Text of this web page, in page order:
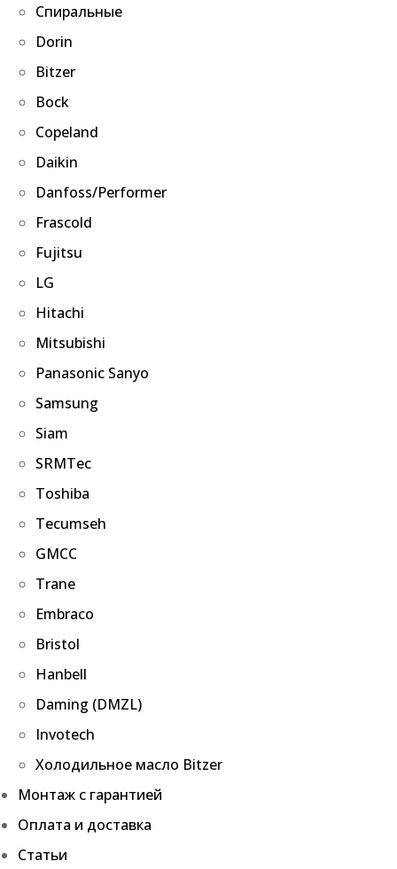
Спиральные
Dorin
Bitzer
Bock
Copeland
Daikin
Danfoss/Performer
Frascold
Fujitsu
LG
Hitachi
Mitsubishi
Panasonic Sanyo
Samsung
Siam
SRMTec
Toshiba
Tecumseh
GMCC
Trane
Embraco
Bristol
Hanbell
Daming (DMZL)
Invotech
Холодильное масло Bitzer
Монтаж с гарантией
Оплата и доставка
Статьи